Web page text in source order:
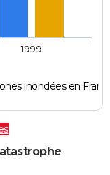
inondées en
1999